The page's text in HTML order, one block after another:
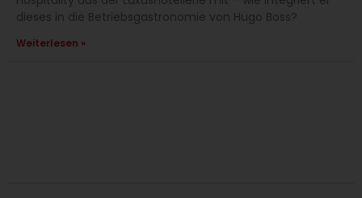
dieses in die Betriebsgastronomie von Hugo Boss?
Weiterlesen »